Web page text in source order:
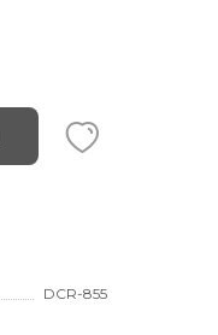
DCR-855